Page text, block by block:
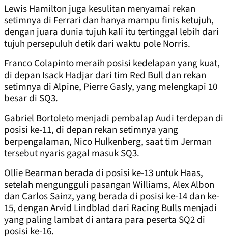
Lewis Hamilton juga kesulitan menyamai rekan
setimnya di Ferrari dan hanya mampu finis ketujuh,
dengan juara dunia tujuh kali itu tertinggal lebih dari
tujuh persepuluh detik dari waktu pole Norris.
Franco Colapinto meraih posisi kedelapan yang kuat,
di depan Isack Hadjar dari tim Red Bull dan rekan
setimnya di Alpine, Pierre Gasly, yang melengkapi 10
besar di SQ3.
Gabriel Bortoleto menjadi pembalap Audi terdepan di
posisi ke-11, di depan rekan setimnya yang
berpengalaman, Nico Hulkenberg, saat tim Jerman
tersebut nyaris gagal masuk SQ3.
Ollie Bearman berada di posisi ke-13 untuk Haas,
setelah mengungguli pasangan Williams, Alex Albon
dan Carlos Sainz, yang berada di posisi ke-14 dan ke-
15, dengan Arvid Lindblad dari Racing Bulls menjadi
yang paling lambat di antara para peserta SQ2 di
posisi ke-16.